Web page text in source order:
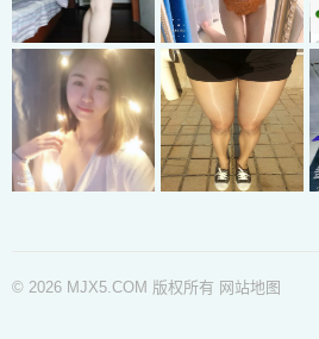
© 2026 MJX5.COM 版权所有 网站地图